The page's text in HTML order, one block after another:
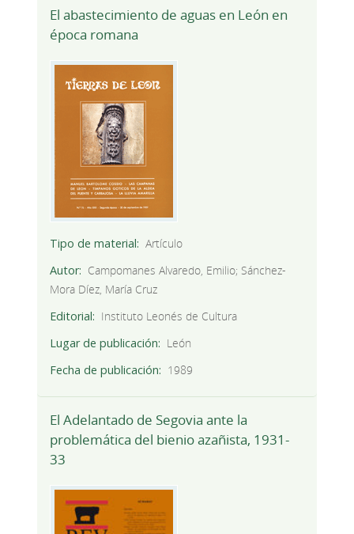
El abastecimiento de aguas en León en
época romana
Tipo de material
Artículo
Autor
Campomanes Alvaredo, Emilio; Sánchez-
Mora Díez, María Cruz
Editorial
Instituto Leonés de Cultura
Lugar de publicación
León
Fecha de publicación
1989
El Adelantado de Segovia ante la
problemática del bienio azañista, 1931-
33